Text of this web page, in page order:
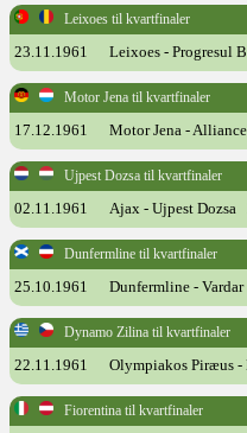
Leixoes til kvartfinaler
23.11.1961 Leixoes - Progresul
Motor Jena til kvartfinaler
17.12.1961 Motor Jena -
Ujpest Dozsa til kvartfinaler
02.11.1961 Ajax - Ujpest Dozsa
Dunfermline til kvartfinaler
25.10.1961 Dunfermline -
Dynamo Zilina til kvartfinaler
22.11.1961 Olympiakos Piræus
Fiorentina til kvartfinaler